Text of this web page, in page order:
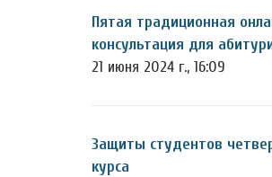
Пятая традиционная
консультация для
21 июня 2024 г., 16:09
Защиты студентов
курса